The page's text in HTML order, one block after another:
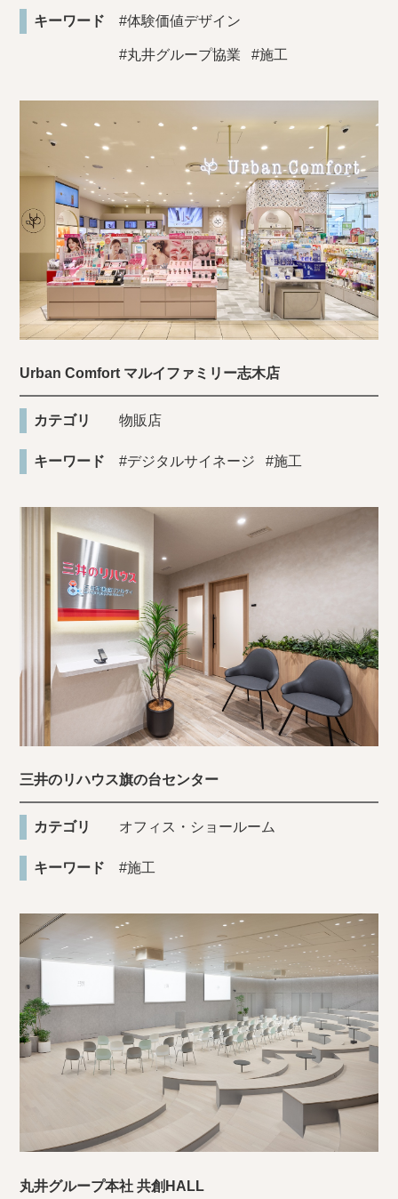
キーワード #体験価値デザイン
#丸井グループ協業 #施工
Urban Comfort マルイファミリー志木店
カテゴリ 物販店
キーワード #デジタルサイネージ #施工
三井のリハウス旗の台センター
カテゴリ オフィス・ショールーム
キーワード #施工
丸井グループ本社 共創HALL